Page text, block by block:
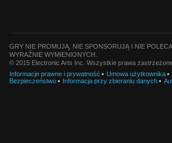
GRY NIE PROMUJĄ, NIE SPONSORUJĄ I NIE
WYRAŹNIE WYMIENIONYCH.
© 2015 Electronic Arts Inc. Wszystkie prawa
Informacje prawne i prywatność
Umowa użytkownika
Bezpieczeństwo
Informacja przy zbieraniu danych